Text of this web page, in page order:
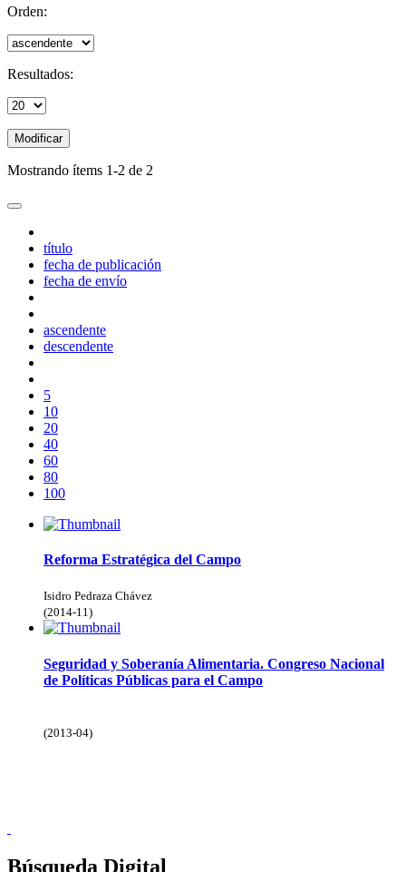
Orden:
Resultados:
Modificar
Mostrando ítems 1-2 de 2
título
fecha de publicación
fecha de envío
ascendente
descendente
5
10
20
40
60
80
100
Reforma Estratégica del Campo
Isidro Pedraza Chávez
(2014-11)
Seguridad y Soberanía Alimentaria. Congreso Nacional
de Políticas Públicas para el Campo
(2013-04)
Búsqueda Digital